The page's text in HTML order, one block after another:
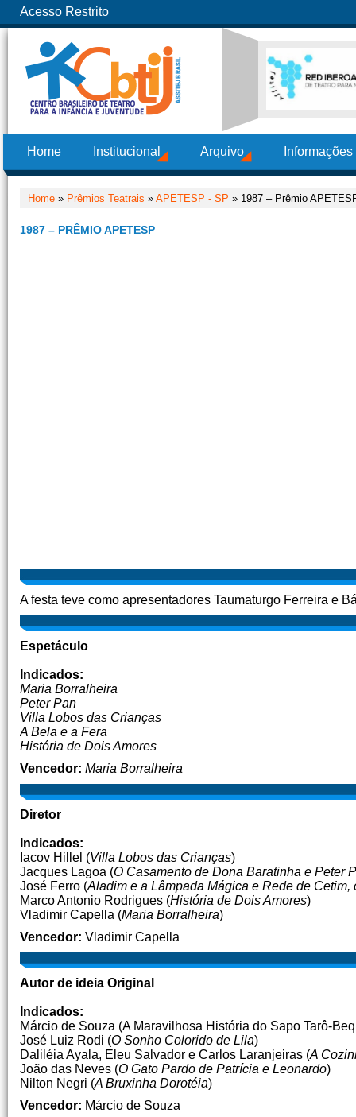
Acesso Restrito
Home Institucional Arquivo
Home » Prêmios Teatrais » APETESP - SP » 1987 – Prêmio
1987 – PRÊMIO APETESP
A festa teve como apresentadores Taumaturgo Ferreira e
Espetáculo
Indicados:
Maria Borralheira
Peter Pan
Villa Lobos das Crianças
A Bela e a Fera
História de Dois Amores
Vencedor: Maria Borralheira
Diretor
Indicados:
Iacov Hillel (Villa Lobos das Crianças)
Jacques Lagoa (O Casamento de Dona Baratinha e Peter
José Ferro (Aladim e a Lâmpada Mágica e Rede de Cetim,
Marco Antonio Rodrigues (História de Dois Amores)
Vladimir Capella (Maria Borralheira)
Vencedor: Vladimir Capella
Autor de ideia Original
Indicados:
Márcio de Souza (A Maravilhosa História do Sapo Tarô-
José Luiz Rodi (O Sonho Colorido de Lila)
Daliléia Ayala, Eleu Salvador e Carlos Laranjeiras (A
João das Neves (O Gato Pardo de Patrícia e Leonardo)
Nilton Negri (A Bruxinha Dorotéia)
Vencedor: Márcio de Souza